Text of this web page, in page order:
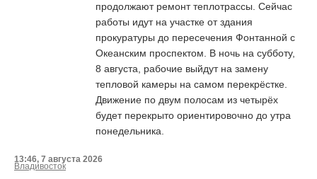
продолжают ремонт теплотрассы. Сейчас
работы идут на участке от здания
прокуратуры до пересечения Фонтанной с
Океанским проспектом. В ночь на субботу,
8 августа, рабочие выйдут на замену
тепловой камеры на самом перекрёстке.
Движение по двум полосам из четырёх
будет перекрыто ориентировочно до утра
понедельника.
13:46, 7 августа 2026
Владивосток